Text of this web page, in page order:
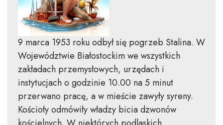
9 marca 1953 roku odbył się pogrzeb Stalina. W
Województwie Białostockim we wszystkich
zakładach przemysłowych, urzędach i
instytucjach o godzinie 10.00 na 5 minut
przerwano pracę, a w mieście zawyły syreny.
Kościoły odmówiły władzy bicia dzwonów